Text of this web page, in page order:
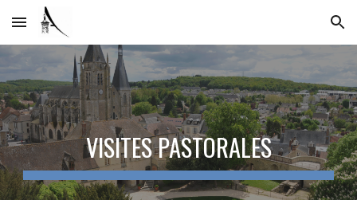
Skip to main content Skip to navigation
VISITES PASTORALES